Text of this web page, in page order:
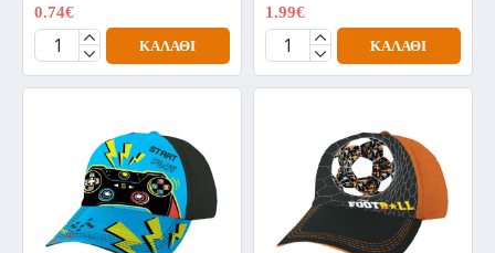
0.74€
ΚΑΛΆΘΙ
1.99€
ΚΑΛΆΘΙ